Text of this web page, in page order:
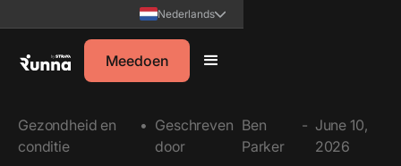
Nederlands
Meedoen
Gezondheid en
conditie
• Geschreven
door
Ben
Parker
- June 10,
2026